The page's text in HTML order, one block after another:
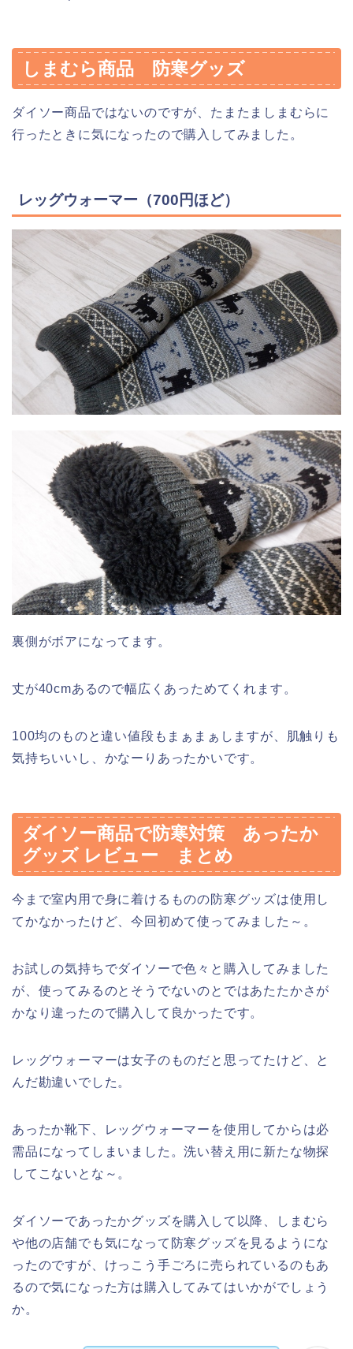
しまむら商品 防寒グッズ
ダイソー商品ではないのですが、たまたましまむらに
行ったときに気になったので購入してみました。
レッグウォーマー（700円ほど）
裏側がボアになってます。
丈が40cmあるので幅広くあっためてくれます。
100均のものと違い値段もまぁまぁしますが、肌触りも
気持ちいいし、かなーりあったかいです。
ダイソー商品で防寒対策 あったか
グッズ レビュー まとめ
今まで室内用で身に着けるものの防寒グッズは使用し
てかなかったけど、今回初めて使ってみました～。
お試しの気持ちでダイソーで色々と購入してみました
が、使ってみるのとそうでないのとではあたたかさが
かなり違ったので購入して良かったです。
レッグウォーマーは女子のものだと思ってたけど、と
んだ勘違いでした。
あったか靴下、レッグウォーマーを使用してからは必
需品になってしまいました。洗い替え用に新たな物探
してこないとな～。
ダイソーであったかグッズを購入して以降、しまむら
や他の店舗でも気になって防寒グッズを見るようにな
ったのですが、けっこう手ごろに売られているのもあ
るので気になった方は購入してみてはいかがでしょう
か。